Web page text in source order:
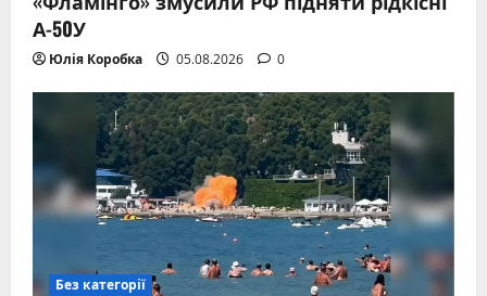
А-50У
Юлія Коробка 05.08.2026 0
Без категорії